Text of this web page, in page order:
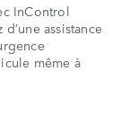
InControl
assistance
même à